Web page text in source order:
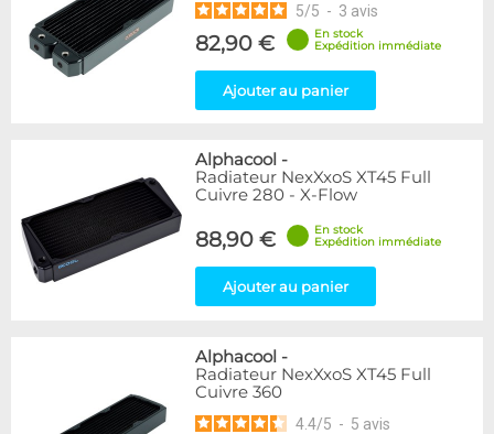
5/5 - 3 avis
82,90 €
En stock
Expédition immédiate
Ajouter au panier
Alphacool -
Radiateur NexXxoS XT45 Full
Cuivre 280 - X-Flow
88,90 €
En stock
Expédition immédiate
Ajouter au panier
Alphacool -
Radiateur NexXxoS XT45 Full
Cuivre 360
4.4/5 - 5 avis